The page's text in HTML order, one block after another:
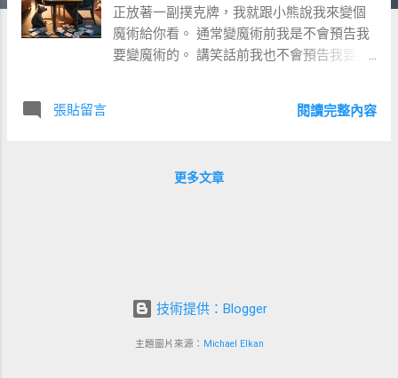
正放著一副撲克牌，我就跟小熊說我來變個
魔術給你看。 通常變魔術前我是不會預告我
要變魔術的。 講笑話前我也不會預告我要講
上，預告接下來要翻出的是「梅花六」， 接
開牌堆的最上面一張，果然又是「 方塊
言效果是怎麼辦到的呢？ 是的，我果然沒有
我只是在吃飯的時候順便把牌的順序記起來
張貼留言 閱讀完整內容
更多文章
技術提供：Blogger
主題圖片來源： Michael Elkan